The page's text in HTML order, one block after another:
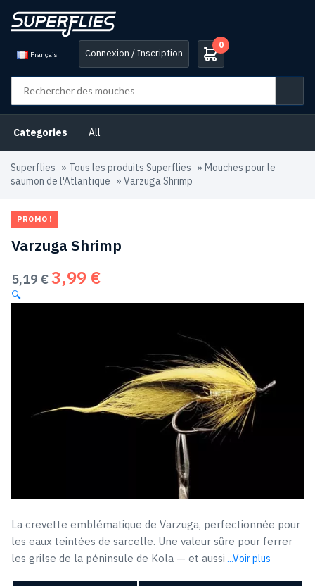
Français Connexion / Inscription
0
Categories All
Superflies » Tous les produits Superflies » Mouches pour le
saumon de l'Atlantique » Varzuga Shrimp
PROMO !
Varzuga Shrimp
5,19€Le
initial
3,99 €
actuel
🔍
La crevette emblématique de Varzuga, perfectionnée pour
les eaux teintées de sarcelle. Une valeur sûre pour ferrer
les grilse de la péninsule de Kola — et aussi ...Voir plus